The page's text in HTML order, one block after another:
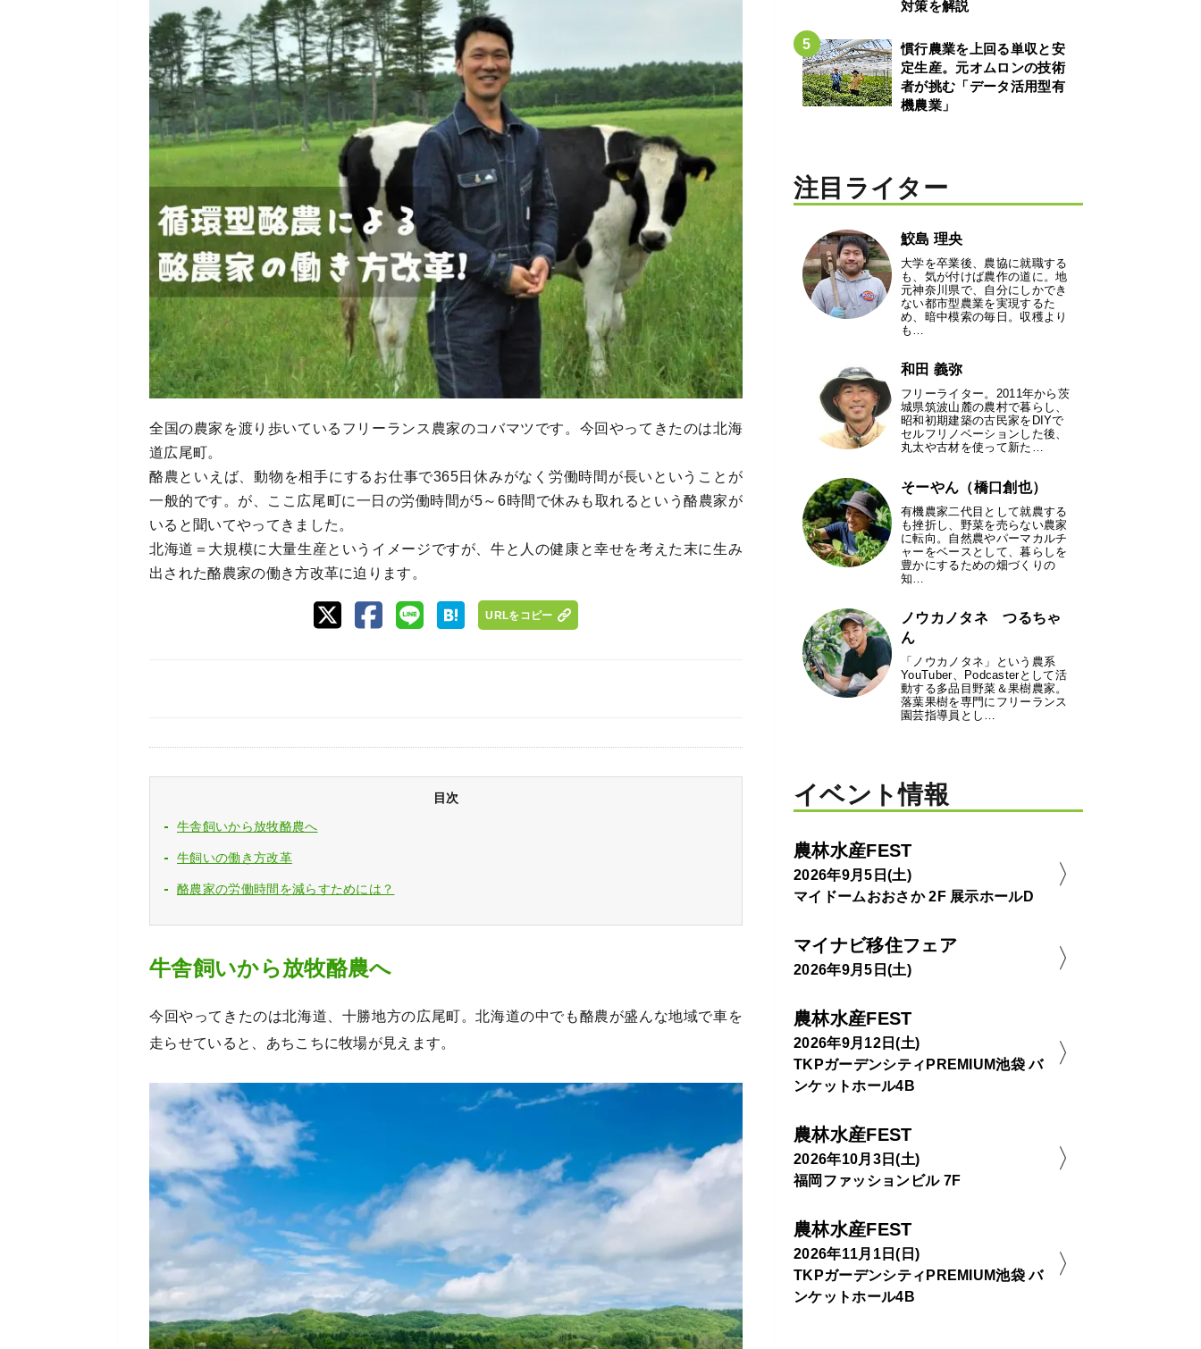
全国の農家を渡り歩いているフリーランス農家のコバマツです。今回やってきたのは北海
道広尾町。
酪農といえば、動物を相手にするお仕事で365日休みがなく労働時間が長いということが
一般的です。が、ここ広尾町に一日の労働時間が5～6時間で休みも取れるという酪農家が
いると聞いてやってきました。
北海道＝大規模に大量生産というイメージですが、牛と人の健康と幸せを考えた末に生み
出された酪農家の働き方改革に迫ります。
URLをコピー
目次
牛舎飼いから放牧酪農へ
牛飼いの働き方改革
酪農家の労働時間を減らすためには？
牛舎飼いから放牧酪農へ
今回やってきたのは北海道、十勝地方の広尾町。北海道の中でも酪農が盛んな地域で車を
走らせていると、あちこちに牧場が見えます。
対策を解説
慣行農業を上回る単収と安
定生産。元オムロンの技術
者が挑む「データ活用型有
機農業」
注目ライター
鮫島 理央
大学を卒業後、農協に就職する
も、気が付けば農作の道に。地
元神奈川県で、自分にしかでき
ない都市型農業を実現するた
め、暗中模索の毎日。収穫より
も…
和田 義弥
フリーライター。2011年から茨
城県筑波山麓の農村で暮らし、
昭和初期建築の古民家をDIYで
セルフリノベーションした後、
丸太や古材を使って新た…
そーやん（橋口創也）
有機農家二代目として就農する
も挫折し、野菜を売らない農家
に転向。自然農やパーマカルチ
ャーをベースとして、暮らしを
豊かにするための畑づくりの
知…
ノウカノタネ つるちゃ
ん
「ノウカノタネ」という農系
YouTuber、Podcasterとして活
動する多品目野菜＆果樹農家。
落葉果樹を専門にフリーランス
園芸指導員とし…
イベント情報
農林水産FEST
2026年9月5日(土)
マイドームおおさか 2F 展示ホールD
マイナビ移住フェア
2026年9月5日(土)
農林水産FEST
2026年9月12日(土)
TKPガーデンシティPREMIUM池袋 バ
ンケットホール4B
農林水産FEST
2026年10月3日(土)
福岡ファッションビル 7F
農林水産FEST
2026年11月1日(日)
TKPガーデンシティPREMIUM池袋 バ
ンケットホール4B